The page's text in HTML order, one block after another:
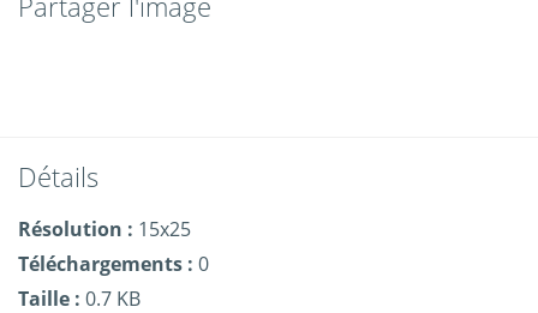
Détails
Résolution : 15x25
Téléchargements : 0
Taille : 0.7 KB